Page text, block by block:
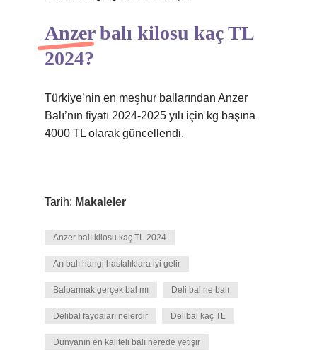
Anzer balı kilosu kaç TL
2024?
Türkiye’nin en meşhur ballarından Anzer
Balı’nın fiyatı 2024-2025 yılı için kg başına
4000 TL olarak güncellendi.
Tarih: Makaleler
Anzer balı kilosu kaç TL 2024
Arı balı hangi hastalıklara iyi gelir
Balparmak gerçek bal mı Deli bal ne balı
Delibal faydaları nelerdir Delibal kaç TL
Dünyanın en kaliteli balı nerede yetişir